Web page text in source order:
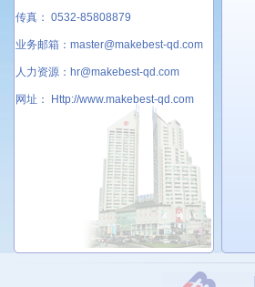
传真： 0532-85808879
业务邮箱：master@makebest-qd.com
人力资源：hr@makebest-qd.com
网址： Http://www.makebest-qd.com